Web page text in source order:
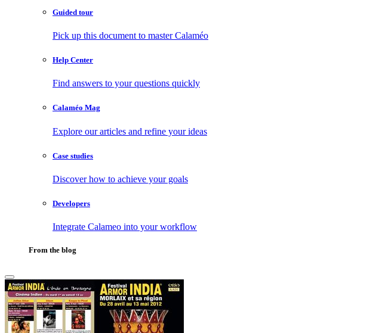
Guided tour
Pick up this document to master Calaméo
Help Center
Find answers to your questions quickly
Calaméo Mag
Explore our articles and refine your ideas
Case studies
Discover how to achieve your goals
Developers
Integrate Calameo into your workflow
From the blog